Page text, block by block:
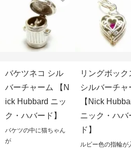
バケツネコ シル
バーチャーム 【N
ick Hubbard ニッ
ク・ハバード】
バケツの中に猫ちゃん
が
リングボック
シルバーチャ
【Nick
ニック・ハバ
ド】
ルビー色の指輪が